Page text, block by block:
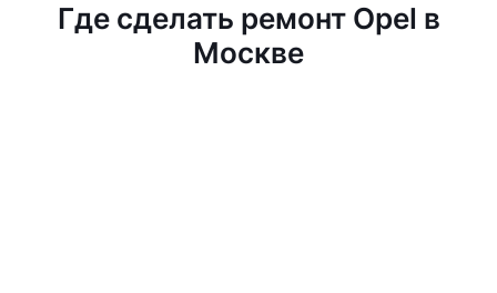
Где сделать ремонт Opel в
Москве